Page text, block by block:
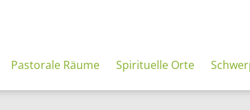
Pastorale Räume Spirituelle Orte